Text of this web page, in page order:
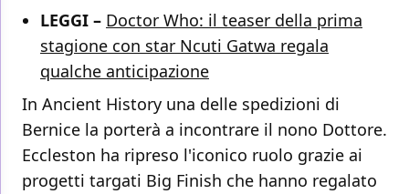
LEGGI – Doctor Who: il teaser della prima
stagione con star Ncuti Gatwa regala
qualche anticipazione
In Ancient History una delle spedizioni di
Bernice la porterà a incontrare il nono Dottore.
Eccleston ha ripreso l'iconico ruolo grazie ai
progetti targati Big Finish che hanno regalato